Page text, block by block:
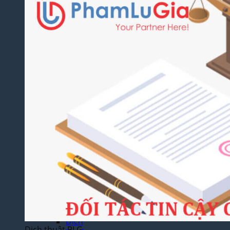
Dịch
Thuật
Dịch
Thuật
Tiếng
Anh
Dịch
Thuật
Tiếng
Trung
Quốc
Dịch